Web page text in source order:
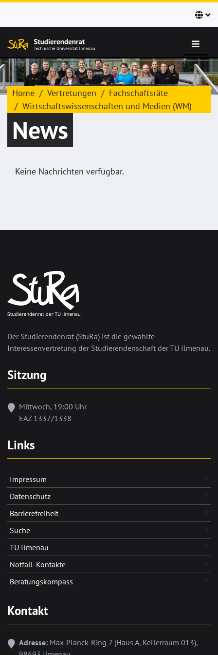
Home Vertretungen
Fachschaftsräte
Wirtschaftswissenschaften und Medien (WM)
News
Keine Nachrichten verfügbar.
Der Studierendenrat (StuRa) ist die gewählte
Interessenvertretung der Studierendenschaft der TU Ilmenau.
Sitzung
Mittwoch, 19:00 Uhr
EAZ 1337/1338
Links
Impressum
Datenschutz
Barrierefreiheit
Suche
TU Ilmenau
Notfall-Kontakte
Beratungskompass
Kontakt
Adresse: Max-Planck-Ring 7 (Haus A, Kellerraum 013),